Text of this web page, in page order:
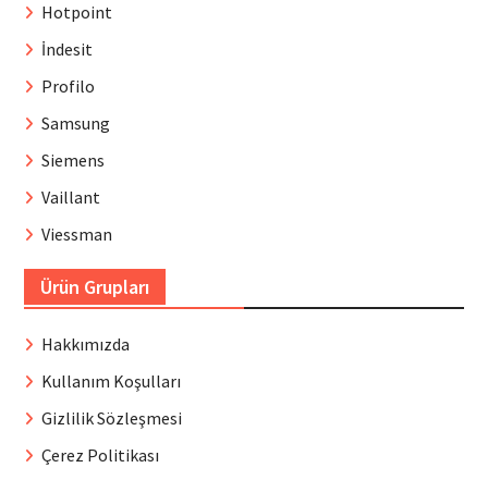
Hotpoint
İndesit
Profilo
Samsung
Siemens
Vaillant
Viessman
Ürün Grupları
Hakkımızda
Kullanım Koşulları
Gizlilik Sözleşmesi
Çerez Politikası